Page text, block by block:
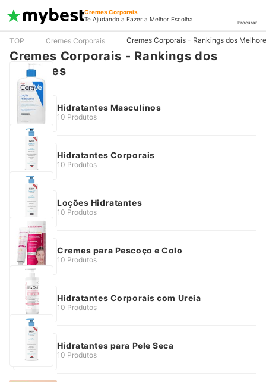
Cremes Corporais
Te Ajudando a Fazer a Melhor Escolha
Procurar
TOP Cremes Corporais Cremes Corporais - Rankings dos
Cremes Corporais - Rankings dos
Melhores
Hidratantes Masculinos
10 Produtos
Hidratantes Corporais
10 Produtos
Loções Hidratantes
10 Produtos
Cremes para Pescoço e Colo
10 Produtos
Hidratantes Corporais com Ureia
10 Produtos
Hidratantes para Pele Seca
10 Produtos